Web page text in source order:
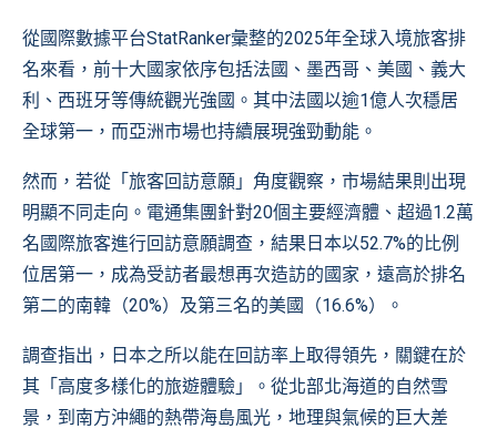
從國際數據平台StatRanker彙整的2025年全球入境旅客排
名來看，前十大國家依序包括法國、墨西哥、美國、義大
利、西班牙等傳統觀光強國。其中法國以逾1億人次穩居
全球第一，而亞洲市場也持續展現強勁動能。
然而，若從「旅客回訪意願」角度觀察，市場結果則出現
明顯不同走向。電通集團針對20個主要經濟體、超過1.2萬
名國際旅客進行回訪意願調查，結果日本以52.7%的比例
位居第一，成為受訪者最想再次造訪的國家，遠高於排名
第二的南韓（20%）及第三名的美國（16.6%）。
調查指出，日本之所以能在回訪率上取得領先，關鍵在於
其「高度多樣化的旅遊體驗」。從北部北海道的自然雪
景，到南方沖繩的熱帶海島風光，地理與氣候的巨大差